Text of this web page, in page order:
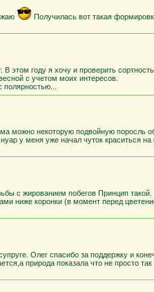
Получилась вот такая
этом году я хочу и проверить
с учетом моих интересов.
можно некоторую подвойную поросль
у меня уже начал чуток краситься
с жированием побегов Принцип такой.
ниже коронки (в момент перед
Олег спасибо за поддержку и
природа показала что не просто